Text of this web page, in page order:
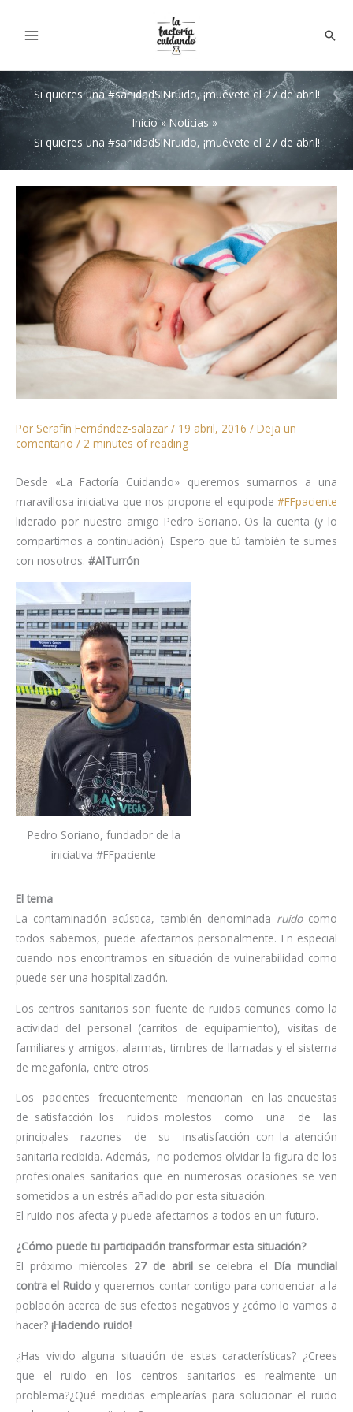
Si quieres una #sanidadSINruido, ¡muévete el 27 de abril!
Inicio
Noticias
Si quieres una #sanidadSINruido, ¡muévete el 27 de abril!
Por Serafín Fernández-salazar / 19 abril, 2016 / Deja un
comentario / 2 minutes of reading
Desde «La Factoría Cuidando» queremos sumarnos a una
maravillosa iniciativa que nos propone el equipode #FFpaciente
liderado por nuestro amigo Pedro Soriano. Os la cuenta (y lo
compartimos a continuación). Espero que tú también te sumes
con nosotros. #AlTurrón
Pedro Soriano, fundador de la
iniciativa #FFpaciente
El tema
La contaminación acústica, también denominada ruidocomo
todos sabemos, puede afectarnos personalmente. En especial
cuando nos encontramos en situación de vulnerabilidad como
puede ser una hospitalización.
Los centros sanitarios son fuente de ruidos comunes como la
actividad del personal (carritos de equipamiento), visitas de
familiares y amigos, alarmas, timbres de llamadas y el sistema
de megafonía, entre otros.
Los pacientes frecuentemente mencionan en las encuestas
de satisfacción los ruidos molestos como una de las
principales razones de su insatisfacción con la atención
sanitaria recibida. Además, no podemos olvidar la figura de los
profesionales sanitarios que en numerosas ocasiones se ven
sometidos a un estrés añadido por esta situación.
El ruido nos afecta y puede afectarnos a todos en un futuro.
¿Cómo puede tu participación transformar esta situación?
El próximo miércoles 27 de abrilse celebra el Día mundial
contra el Ruidoy queremos contar contigo para concienciar a la
población acerca de sus efectos negativos y ¿cómo lo vamos a
hacer? ¡Haciendo ruido!
¿Has vivido alguna situación de estas características? ¿Crees
que el ruido en los centros sanitarios es realmente un
problema?¿Qué medidas emplearías para solucionar el ruido